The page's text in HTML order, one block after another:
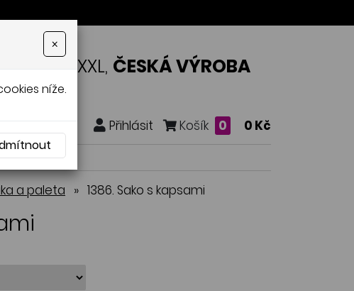
XXL, ČESKÁ VÝROBA
Přihlásit Košík 0 0 Kč
a paleta » 1386. Sako s kapsami
×
níže.